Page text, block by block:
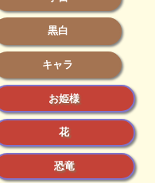
黒白
キャラ
お姫様
花
恐竜